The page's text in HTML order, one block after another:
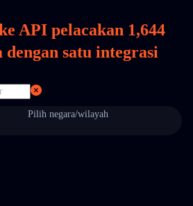
API pelacakan 1,644
satu integrasi
Pilih negara/wilayah